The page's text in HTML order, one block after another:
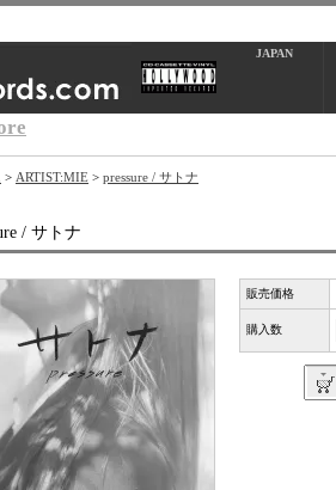
JAPAN
> ARTIST:MIE > pressure / サトナ
/ サトナ
販売価格
購入数